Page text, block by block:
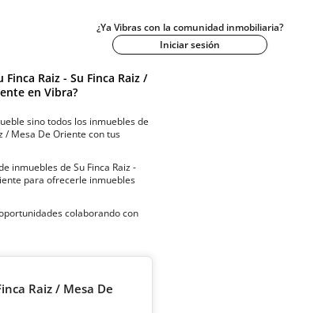
¿Ya Vibras con la comunidad inmobiliaria?
Iniciar sesión
Finca Raiz - Su Finca Raiz /
en Vibra?
sino todos los inmuebles de
/ Mesa De Oriente con tus
inmuebles de Su Finca Raiz -
para ofrecerle inmuebles
colaborando con
Raiz / Mesa De